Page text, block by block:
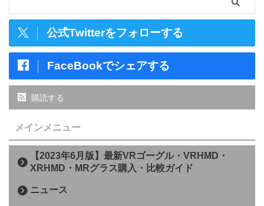
公式Twitterをフォローする
FaceBookでシェアする
購読する
メインメニュー
【2023年6月版】最新VRゴーグル・VRHMD・
XRHMD・MRグラス購入・比較ガイド
ニュース